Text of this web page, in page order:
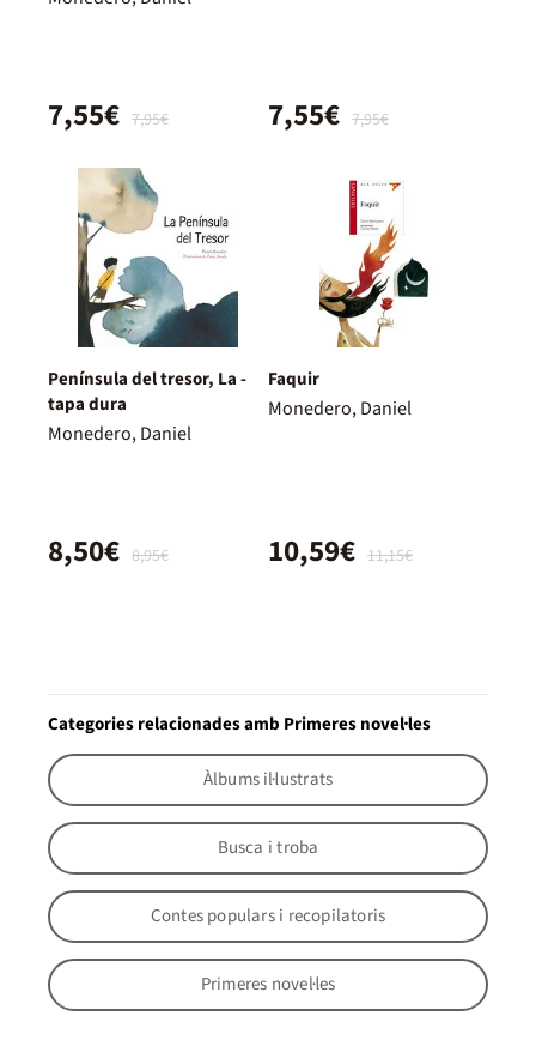
7,95€
7,55€ 7,95€
7,55€
Península del tresor, La -
tapa dura
Monedero, Daniel
8,95€
8,50€
Faquir
Monedero, Daniel
11,15€
10,59€
Categories relacionades amb Primeres novel·les
Àlbums il·lustrats
Busca i troba
Contes populars i recopilatoris
Primeres novel·les